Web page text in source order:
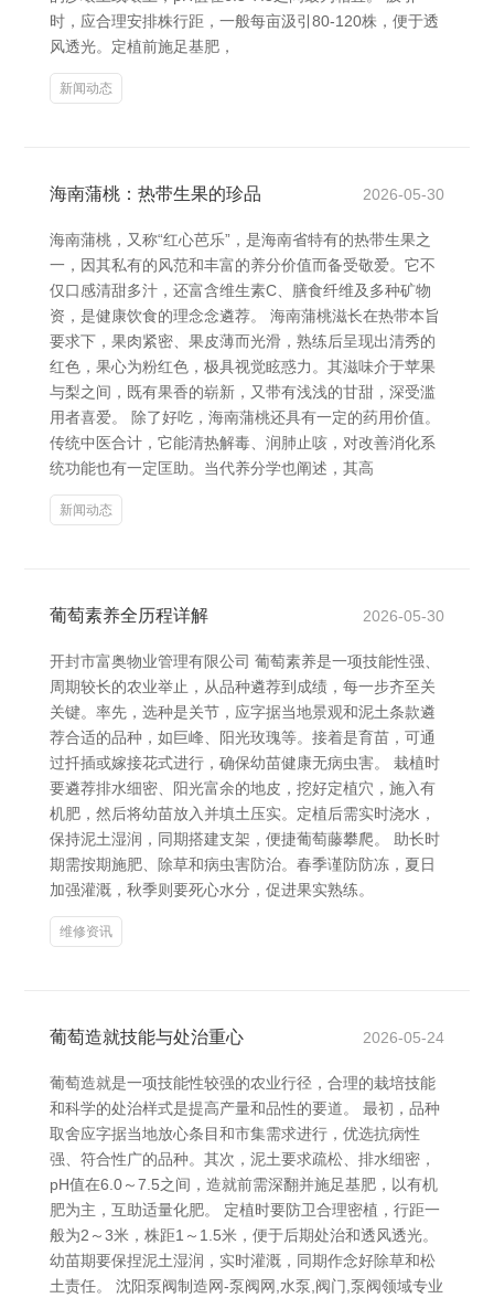
时，应合理安排株行距，一般每亩汲引80-120株，便于透
风透光。定植前施足基肥，
新闻动态
海南蒲桃：热带生果的珍品 2026-05-30
海南蒲桃，又称“红心芭乐”，是海南省特有的热带生果之
一，因其私有的风范和丰富的养分价值而备受敬爱。它不
仅口感清甜多汁，还富含维生素C、膳食纤维及多种矿物
资，是健康饮食的理念念遴荐。 海南蒲桃滋长在热带本旨
要求下，果肉紧密、果皮薄而光滑，熟练后呈现出清秀的
红色，果心为粉红色，极具视觉眩惑力。其滋味介于苹果
与梨之间，既有果香的崭新，又带有浅浅的甘甜，深受滥
用者喜爱。 除了好吃，海南蒲桃还具有一定的药用价值。
传统中医合计，它能清热解毒、润肺止咳，对改善消化系
统功能也有一定匡助。当代养分学也阐述，其高
新闻动态
葡萄素养全历程详解 2026-05-30
开封市富奥物业管理有限公司 葡萄素养是一项技能性强、
周期较长的农业举止，从品种遴荐到成绩，每一步齐至关
关键。率先，选种是关节，应字据当地景观和泥土条款遴
荐合适的品种，如巨峰、阳光玫瑰等。接着是育苗，可通
过扦插或嫁接花式进行，确保幼苗健康无病虫害。 栽植时
要遴荐排水细密、阳光富余的地皮，挖好定植穴，施入有
机肥，然后将幼苗放入并填土压实。定植后需实时浇水，
保持泥土湿润，同期搭建支架，便捷葡萄藤攀爬。 助长时
期需按期施肥、除草和病虫害防治。春季谨防防冻，夏日
加强灌溉，秋季则要死心水分，促进果实熟练。
维修资讯
葡萄造就技能与处治重心 2026-05-24
葡萄造就是一项技能性较强的农业行径，合理的栽培技能
和科学的处治样式是提高产量和品性的要道。 最初，品种
取舍应字据当地放心条目和市集需求进行，优选抗病性
强、符合性广的品种。其次，泥土要求疏松、排水细密，
pH值在6.0～7.5之间，造就前需深翻并施足基肥，以有机
肥为主，互助适量化肥。 定植时要防卫合理密植，行距一
般为2～3米，株距1～1.5米，便于后期处治和透风透光。
幼苗期要保捏泥土湿润，实时灌溉，同期作念好除草和松
土责任。 沈阳泵阀制造网-泵阀网,水泵,阀门,泵阀领域专业